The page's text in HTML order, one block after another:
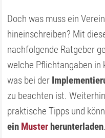
Doch was muss ein
hineinschreiben? Mit
nachfolgende Ratgeber
welche Pflichtangaben in
was bei der
zu beachten ist.
praktische Tipps und
ein Muster herunterladen.